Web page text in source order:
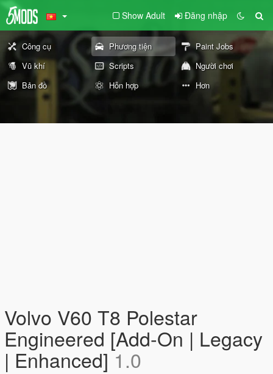
Show Adult Đăng nhập
Công cụ Phương tiện
Paint Jobs
Vũ khí
Scripts
Người chơi
Bản đồ
Hỗn hợp Hơn
Volvo V60 T8 Polestar
Engineered [Add-On | Legacy
| Enhanced]1.0